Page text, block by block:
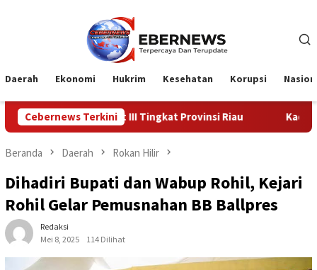
Daerah Ekonomi Hukrim Kesehatan Korupsi
Cebernews Terkini
III Tingkat Provinsi Riau Kadiskes Menghadiri
Beranda Daerah Rokan Hilir
Dihadiri Bupati dan Wabup Rohil, Kejari
Rohil Gelar Pemusnahan BB Ballpres
Redaksi
Mei 8, 2025
114 Dilihat